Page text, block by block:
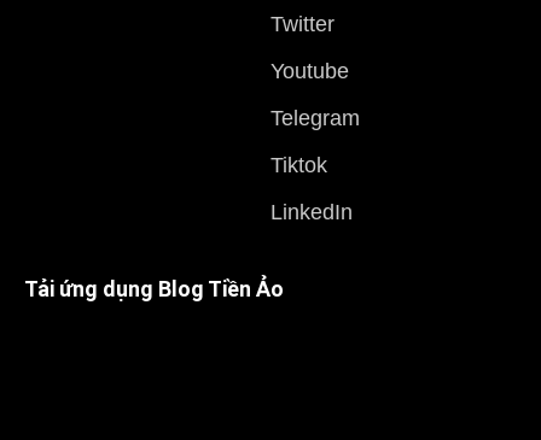
Twitter
Youtube
Telegram
Tiktok
LinkedIn
Tải ứng dụng Blog Tiền Ảo